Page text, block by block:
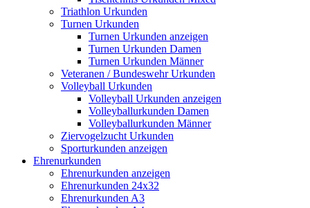
Triathlon Urkunden
Turnen Urkunden
Turnen Urkunden anzeigen
Turnen Urkunden Damen
Turnen Urkunden Männer
Veteranen / Bundeswehr Urkunden
Volleyball Urkunden
Volleyball Urkunden anzeigen
Volleyballurkunden Damen
Volleyballurkunden Männer
Ziervogelzucht Urkunden
Sporturkunden anzeigen
Ehrenurkunden
Ehrenurkunden anzeigen
Ehrenurkunden 24x32
Ehrenurkunden A3